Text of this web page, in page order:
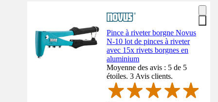
Pince à riveter borgne Novus
N-10 lot de pinces à riveter
avec 15x rivets borgnes en
aluminium
Moyenne des avis : 5 de 5
étoiles. 3 Avis clients.